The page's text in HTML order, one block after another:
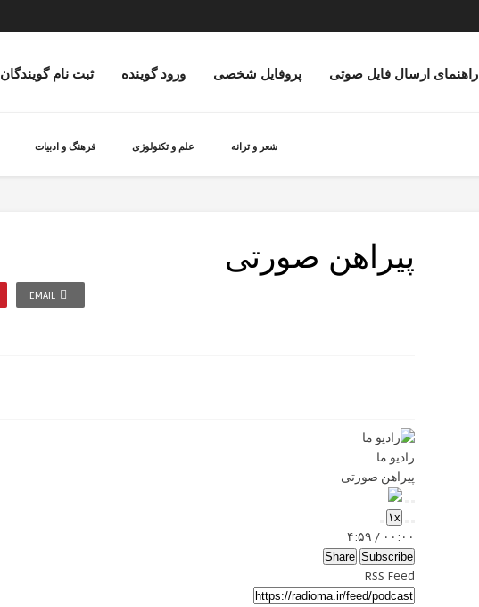
ثبت نام گویندگان ورود گوینده پروفایل شخصی راهنمای ارسال فایل صوتی
فرهنگ و ادبیات علم و تکنولوژی شعر و ترانه
پیراهن صورتی
EMAIL
رادیو ما
پیراهن صورتی
Play
Episode
Pause
Episode
Mute/Unmute
Episode
Rewind
10
Seconds
۱x
Forward
30
seconds
۰۰:۰۰ / ۴:۵۹
Subscribe
Share
RSS Feed